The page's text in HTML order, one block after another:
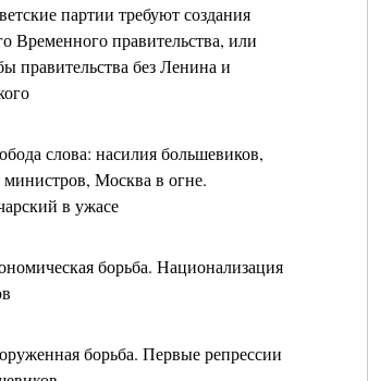
партии требуют создания
Временного правительства, или
правительства без Ленина и
слова: насилия большевиков,
министров, Москва в огне.
в ужасе
борьба. Национализация
борьба. Первые репрессии